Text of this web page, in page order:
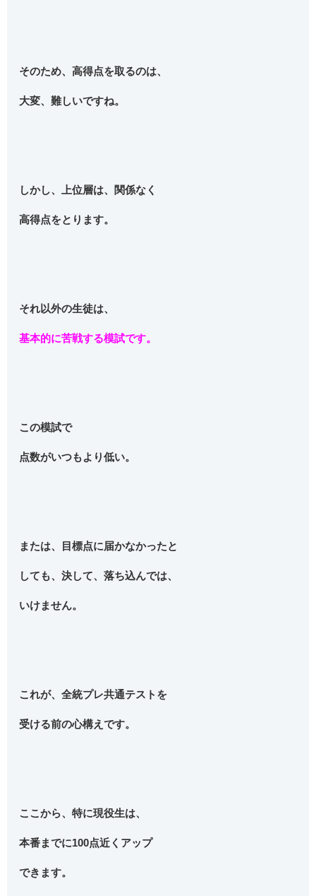
そのため、高得点を取るのは、
大変、難しいですね。
しかし、上位層は、関係なく
高得点をとります。
それ以外の生徒は、
基本的に苦戦する模試です。
この模試で
点数がいつもより低い。
または、目標点に届かなかったと
しても、決して、落ち込んでは、
いけません。
これが、全統プレ共通テストを
受ける前の心構えです。
ここから、特に現役生は、
本番までに100点近くアップ
できます。